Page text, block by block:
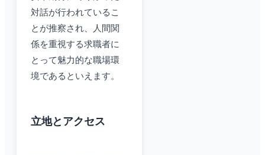
対話が行われているこ
とが推察され、人間関
係を重視する求職者に
とって魅力的な職場環
境であるといえます。
立地とアクセス